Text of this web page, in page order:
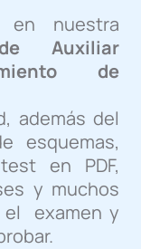
en nuestra
Auxiliar
de
además del
esquemas,
en PDF,
y muchos
el examen y